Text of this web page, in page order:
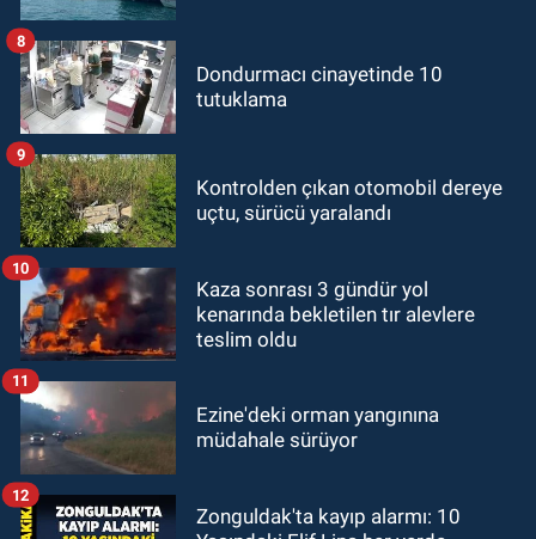
Dondurmacı cinayetinde 10
tutuklama
8
Kontrolden çıkan otomobil dereye
uçtu, sürücü yaralandı
9
Kaza sonrası 3 gündür yol
kenarında bekletilen tır alevlere
teslim oldu
10
Ezine'deki orman yangınına
müdahale sürüyor
11
Zonguldak'ta kayıp alarmı: 10
12